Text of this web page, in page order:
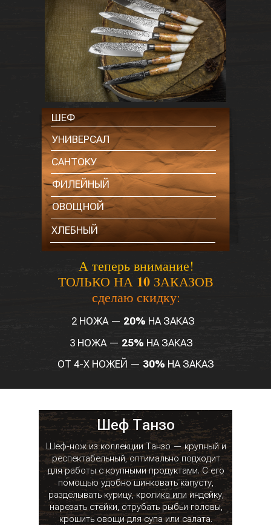
А теперь внимание!
ТОЛЬКО НА 10 ЗАКАЗОВ
сделаю скидку:
2 НОЖА — 20% НА ЗАКАЗ
3 НОЖА — 25% НА ЗАКАЗ
ОТ 4-Х НОЖЕЙ — 30% НА ЗАКАЗ
ШЕФ
УНИВЕРСАЛ
САНТОКУ
ФИЛЕЙНЫЙ
ОВОЩНОЙ
ХЛЕБНЫЙ
Шеф Танзо
Шеф-нож из коллекции Танзо — крупный и
респектабельный, оптимально подходит
для работы с крупными продуктами. С его
помощью удобно шинковать капусту,
разделывать курицу, кролика или индейку,
нарезать стейки, отрубать рыбьи головы,
крошить овощи для супа или салата.